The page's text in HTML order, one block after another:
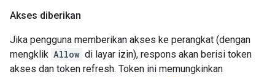
Akses diberikan
Jika pengguna memberikan akses ke perangkat (dengan
mengklik Allow di layar izin), respons akan berisi token
akses dan token refresh. Token ini memungkinkan